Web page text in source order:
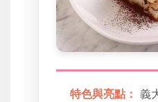
特色與亮點： 義